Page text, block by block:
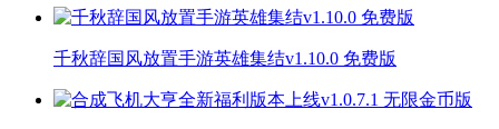
千秋辞国风放置手游英雄集结v1.10.0 免费版